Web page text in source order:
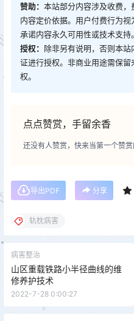
赞助： 本站部分内容涉及收费
内容定价依据。用户付费行为
承诺内容永久可用性或技术支持。
授权： 除非另有说明，否则本站
证进行授权。非商业用途需保
权。
点点赞赏，手留余香
还没有人赞赏，快来当第一个赞赏
导出PDF 分享
轨枕病害
病害整治
山区重载铁路小半径曲线的维
修养护技术
2022-7-28 0:00:27